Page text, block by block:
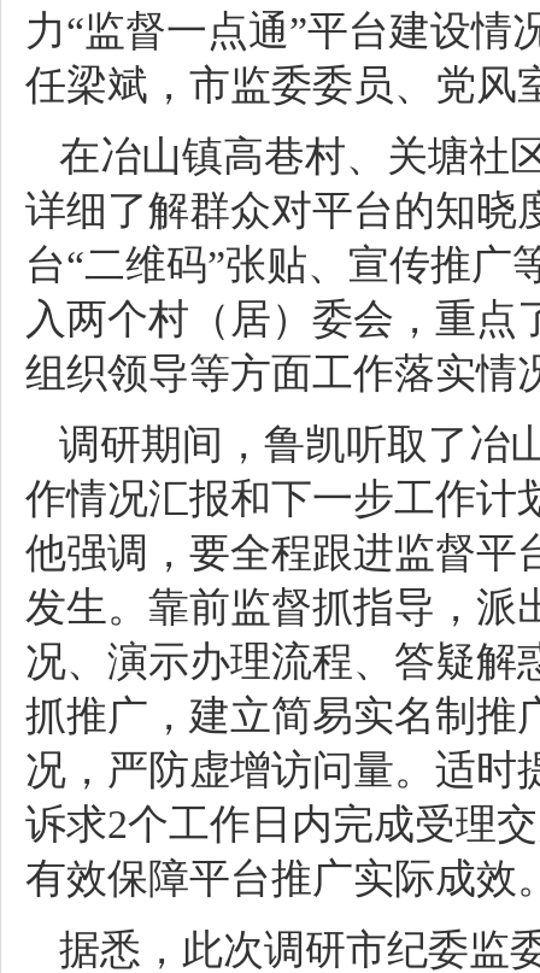
力“监督一点通”平台建设
任梁斌，市监委委员、党风
在冶山镇高巷村、关塘社
详细了解群众对平台的知晓
台“二维码”张贴、宣传推
入两个村（居）委会，重
组织领导等方面工作落实情
调研期间，鲁凯听取了冶
作情况汇报和下一步工作计
他强调，要全程跟进监督平
发生。靠前监督抓指导，派
况、演示办理流程、答疑解
抓推广，建立简易实名制推
况，严防虚增访问量。适时
诉求2个工作日内完成受理
有效保障平台推广实际成效
据悉，此次调研市纪委监